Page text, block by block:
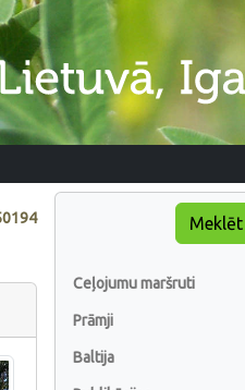
Meklēt
Ceļojumu maršruti
Prāmji
Baltija